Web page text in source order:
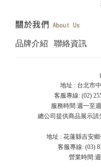
品牌介紹 聯絡資訊
地址 : 台北市
客服專線: (02)
服務時間:週一至
總公司提供商品展示請
地址 : 花蓮縣吉安
客服專線: (03)
營業時間: